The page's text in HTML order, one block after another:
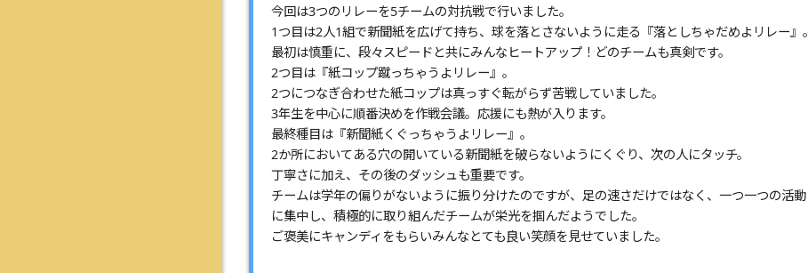
今回は3つのリレーを5チームの対抗戦で行いました。
1つ目は2人1組で新聞紙を広げて持ち、球を落とさないように走る『落としちゃだめよリレー』。
最初は慎重に、段々スピードと共にみんなヒートアップ！どのチームも真剣です。
2つ目は『紙コップ蹴っちゃうよリレー』。
2つにつなぎ合わせた紙コップは真っすぐ転がらず苦戦していました。
3年生を中心に順番決めを作戦会議。応援にも熱が入ります。
最終種目は『新聞紙くぐっちゃうよリレー』。
2か所においてある穴の開いている新聞紙を破らないようにくぐり、次の人にタッチ。
丁寧さに加え、その後のダッシュも重要です。
チームは学年の偏りがないように振り分けたのですが、足の速さだけではなく、一つ一つの活動
に集中し、積極的に取り組んだチームが栄光を掴んだようでした。
ご褒美にキャンディをもらいみんなとても良い笑顔を見せていました。